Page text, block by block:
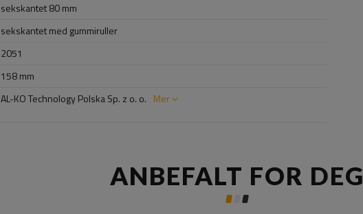
sekskantet 80 mm
sekskantet med gummiruller
2051
158 mm
AL-KO Technology Polska Sp. z o. o. Mer
ANBEFALT FOR DEG